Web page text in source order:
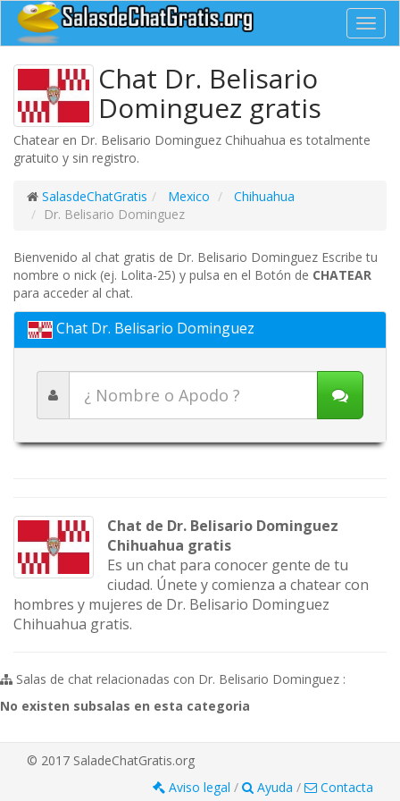
Chat Dr. Belisario
Dominguez gratis
Chatear en Dr. Belisario Dominguez Chihuahua es totalmente
gratuito y sin registro.
SalasdeChatGratis Mexico
Chihuahua
Dr. Belisario Dominguez
Bienvenido al chat gratis de Dr. Belisario Dominguez Escribe tu
nombre o nick (ej. Lolita-25) y pulsa en el Botón de CHATEAR
para acceder al chat.
Chat Dr. Belisario Dominguez
Chat de Dr. Belisario Dominguez
Chihuahua gratis
Es un chat para conocer gente de tu
ciudad. Únete y comienza a chatear con
hombres y mujeres de Dr. Belisario Dominguez
Chihuahua gratis.
Salas de chat relacionadas con Dr. Belisario Dominguez :
No existen subsalas en esta categoria
© 2017 SaladeChatGratis.org
Aviso legal / Ayuda / Contacta